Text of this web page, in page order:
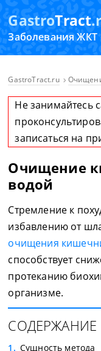
GastroTract
Заболевания ЖКТ
GastroTract.ru
Не занимайтесь
записаться на
Очищение
водой
Стремление к
избавлению от
очищения
способствует
протеканию
организме.
СОДЕРЖАНИЕ
1
Сущность метода